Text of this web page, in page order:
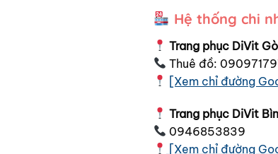
Hệ thống chi
Trang phục DiVit
Thuê đồ:
[Xem chỉ đường
Trang phục DiVit
0946853839
[Xem chỉ đường